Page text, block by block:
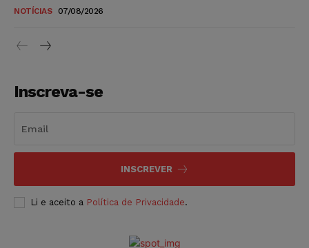
NOTÍCIAS 07/08/2026
Inscreva-se
INSCREVER
Li e aceito a Política de Privacidade.